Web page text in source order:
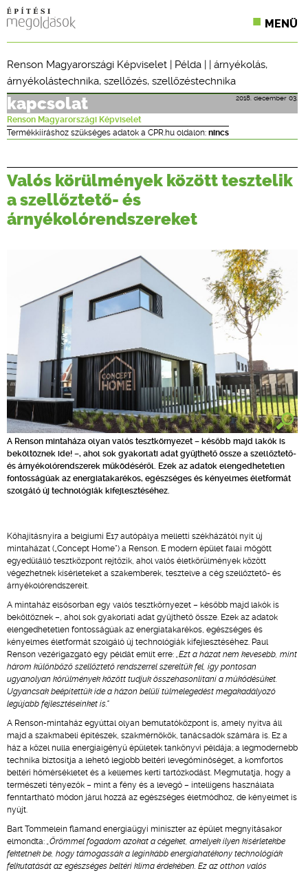
MENÜ
SZAKLAPOK
CPR TERMÉKKIÍRÁS
ONLINE KÉPZÉSEK
TERVEZÉSI SEGÉDLETEK
Renson Magyarországi Képviselet | Példa | | árnyékolás,
árnyékolástechnika, szellőzés, szellőzéstechnika
2018. december 03.
kapcsolat
Renson Magyarországi Képviselet
Termékkiíráshoz szükséges adatok a CPR.hu oldalon: nincs
Valós körülmények között tesztelik
a szellőztető- és
árnyékolórendszereket
A Renson mintaháza olyan valós tesztkörnyezet – később majd lakók is
beköltöznek ide! –, ahol sok gyakorlati adat gyűjthető össze a szellőztető-
és árnyékolórendszerek működéséről. Ezek az adatok elengedhetetlen
fontosságúak az energiatakarékos, egészséges és kényelmes életformát
szolgáló új technológiák kifejlesztéséhez.
Kőhajításnyira a belgiumi E17 autópálya melletti székházától nyit új
mintaházat („Concept Home") a Renson. E modern épület falai mögött
egyedülálló tesztközpont rejtőzik, ahol valós életkörülmények között
végezhetnek kísérleteket a szakemberek, tesztelve a cég szellőztető- és
árnyékolórendszereit.
A mintaház elsősorban egy valós tesztkörnyezet – később majd lakók is
beköltöznek –, ahol sok gyakorlati adat gyűjthető össze. Ezek az adatok
elengedhetetlen fontosságúak az energiatakarékos, egészséges és
kényelmes életformát szolgáló új technológiák kifejlesztéséhez. Paul
Renson vezérigazgató egy példát említ erre: „Ezt a házat nem kevesebb, mint
három különböző szellőztető rendszerrel szereltük fel, így pontosan
ugyanolyan körülmények között tudjuk összehasonlítani a működésüket.
Ugyancsak beépítettük ide a házon belüli túlmelegedést megakadályozó
legújabb fejlesztéseinket is."
A Renson-mintaház egyúttal olyan bemutatóközpont is, amely nyitva áll
majd a szakmabeli építészek, szakmérnökök, tanácsadók számára is. Ez a
ház a közel nulla energiaigényű épületek tankönyvi példája; a legmodernebb
technika biztosítja a lehető legjobb beltéri levegőminőséget, a komfortos
beltéri hőmérsékletet és a kellemes kerti tartózkodást. Megmutatja, hogy a
természeti tényezők – mint a fény és a levegő – intelligens használata
fenntartható módon járul hozzá az egészséges életmódhoz, de kényelmet is
nyújt.
Bart Tommelein flamand energiaügyi miniszter az épület megnyitásakor
elmondta: „Örömmel fogadom azokat a cégeket, amelyek ilyen kísérletekbe
fektetnek be, hogy támogassák a leginkább energiahatékony technológiák
felkutatását az egészséges beltéri klíma érdekében. Ez az otthon valós